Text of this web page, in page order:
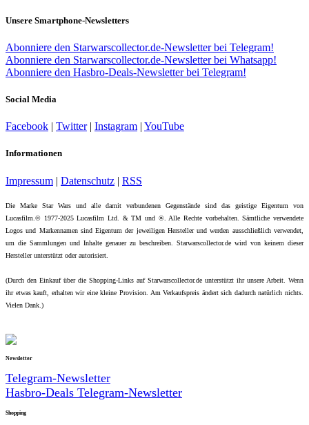
Unsere Smartphone-Newsletters
Abonniere den Starwarscollector.de-Newsletter bei Telegram!
Abonniere den Starwarscollector.de-Newsletter bei Whatsapp!
Abonniere den Hasbro-Deals-Newsletter bei Telegram!
Social Media
Facebook | Twitter| Instagram | YouTube
Informationen
Impressum | Datenschutz | RSS
Die Marke Star Wars und alle damit verbundenen Gegenstände sind das geistige Eigentum von
Lucasfilm.© 1977-2025 Lucasfilm Ltd. & TM und ®. Alle Rechte vorbehalten. Sämtliche verwendete
Logos und Markennamen sind Eigentum der jeweiligen Hersteller und werden ausschließlich verwendet,
um die Sammlungen und Inhalte genauer zu beschreiben. Starwarscollector.de wird von keinem dieser
Hersteller unterstützt oder autorisiert.
(Durch den Einkauf über die Shopping-Links auf Starwarscollector.de unterstützt ihr unsere Arbeit. Wenn
ihr etwas kauft, erhalten wir eine kleine Provision. Am Verkaufspreis ändert sich dadurch natürlich nichts.
Vielen Dank.)
Newsletter
Telegram-Newsletter
Hasbro-Deals Telegram-Newsletter
Shopping